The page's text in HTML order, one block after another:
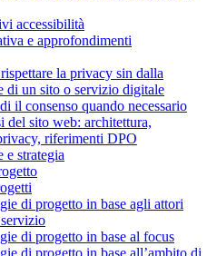
accessibilità
e approfondimenti
la privacy sin dalla
di un sito o servizio digitale
il consenso quando necessario
del sito web: architettura,
riferimenti DPO
e strategia
di progetto in base agli attori
di progetto in base al focus
di progetto in base all’ambito di